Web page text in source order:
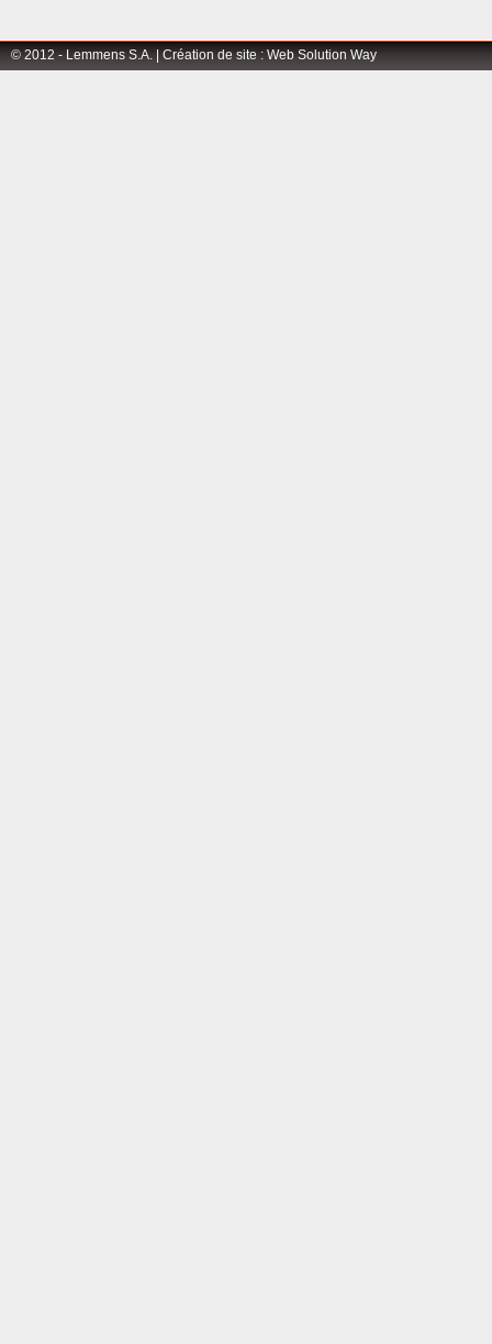
© 2012 - Lemmens S.A. | Création de site : Web Solution Way